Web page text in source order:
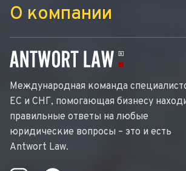
О компании
Международная команда
ЕС и СНГ, помогающая бизнесу
правильные ответы на любые
юридические вопросы – это и есть
Antwort Law.